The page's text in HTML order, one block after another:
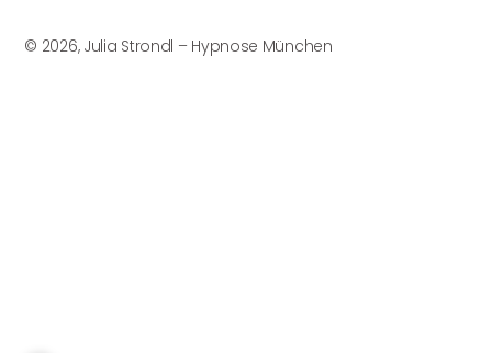
© 2026, Julia Strondl – Hypnose München